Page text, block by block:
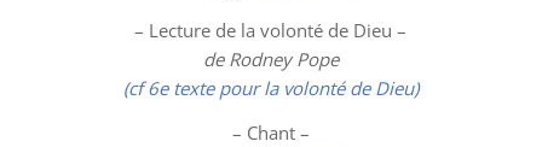
– Lecture de la volonté de Dieu –
de Rodney Pope
(cf 6e texte pour la volonté de Dieu)
– Chant –